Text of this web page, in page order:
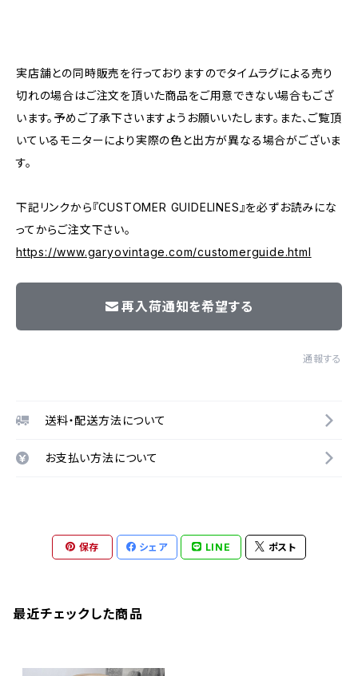
実店舗との同時販売を行っておりますのでタイムラグによる売り
切れの場合はご注文を頂いた商品をご用意できない場合もござ
います。予めご了承下さいますようお願いいたします。また、ご覧頂
いているモニターにより実際の色と出方が異なる場合がございま
す。
下記リンクから『CUSTOMER GUIDELINES』を必ずお読みにな
ってからご注文下さい。
https://www.garyovintage.com/customerguide.html
再入荷通知を希望する
通報する
送料・配送方法について
お支払い方法について
保存 シェア LINE ポスト
最近チェックした商品